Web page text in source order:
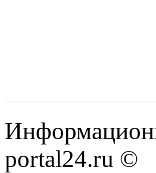
portal24.ru ©